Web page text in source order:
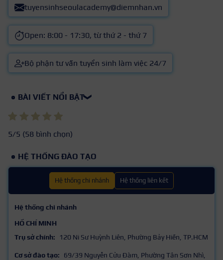
tuyensinhseoulacademy@diemnhan.vn
Open: 8:00 - 17:30, từ thứ 2 - thứ 7
Bộ phận tư vấn tuyển sinh làm việc 24/7
BÀI VIẾT NỔI BẬT❯
5/5 (58 bình chọn)
HỆ THỐNG ĐÀO TẠO
Hệ thống chi nhánh Hệ thống liên kết
Hệ thống chi nhánh
HỒ CHÍ MINH
Trụ sở chính:
120 Ni Sư Huỳnh Liên, Phường Bảy Hiền, TP.HCM
Cơ sở đào tạo:
69/39 Nguyễn Cửu Đàm, Phường Tân Sơn Nhì,